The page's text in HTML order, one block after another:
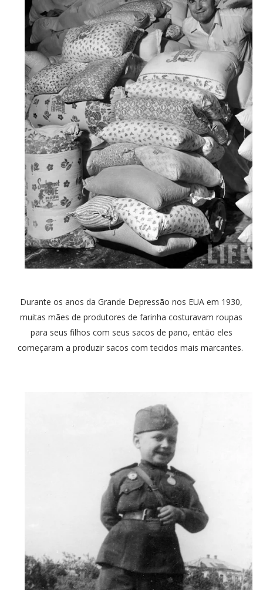
Durante os anos da Grande Depressão nos EUA em 1930,
muitas mães de produtores de farinha costuravam roupas
para seus filhos com seus sacos de pano, então eles
começaram a produzir sacos com tecidos mais marcantes.